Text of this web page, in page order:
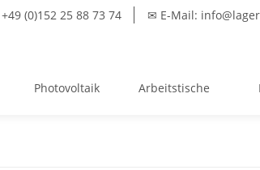
(0)152 25 88 73 74 ✉ E-Mail:
Photovoltaik Arbeitstische